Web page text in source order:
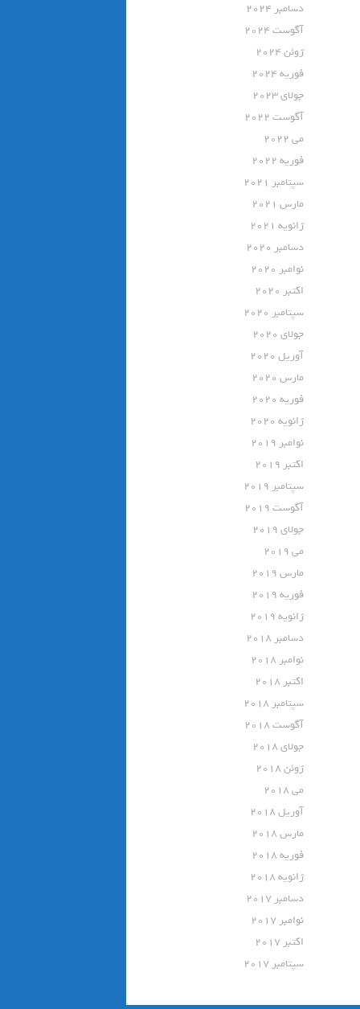
دسامبر 2024
آگوست 2024
ژوئن 2024
فوریه 2024
جولای 2023
آگوست 2022
می 2022
فوریه 2022
سپتامبر 2021
مارس 2021
ژانویه 2021
دسامبر 2020
نوامبر 2020
اکتبر 2020
سپتامبر 2020
جولای 2020
آوریل 2020
مارس 2020
فوریه 2020
ژانویه 2020
نوامبر 2019
اکتبر 2019
سپتامبر 2019
آگوست 2019
جولای 2019
می 2019
مارس 2019
فوریه 2019
ژانویه 2019
دسامبر 2018
نوامبر 2018
اکتبر 2018
سپتامبر 2018
آگوست 2018
جولای 2018
ژوئن 2018
می 2018
آوریل 2018
مارس 2018
فوریه 2018
ژانویه 2018
دسامبر 2017
نوامبر 2017
اکتبر 2017
سپتامبر 2017